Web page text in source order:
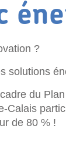
?
solutions
du
Calais
de 80 % !